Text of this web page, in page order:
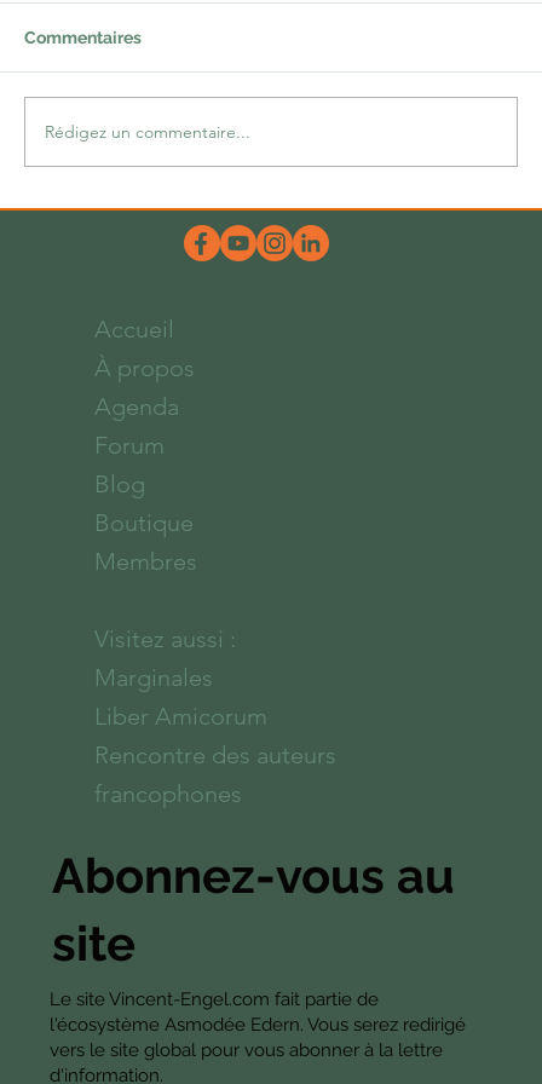
Une belle dose d’hum-ours
Commentaires
Rédigez un commentaire...
Abonnez-vous au
site
Le site Vincent-Engel.com fait partie de
l'écosystème Asmodée Edern. Vous serez redirigé
vers le site global pour vous abonner à la lettre
d'information.
Accueil
À propos
Agenda
Forum
Blog
Boutique
Membres
Visitez aussi :
Marginales
Liber Amicorum
Rencontre des auteurs
francophones